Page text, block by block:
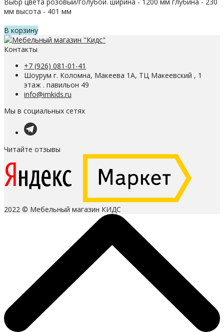
мм высота - 401 мм
В корзину
Контакты
+7 (926) 081-01-41
Шоурум г. Коломна, Макеева 1А, ТЦ Макеевский , 1
этаж . павильон 49
info@imkids.ru
Мы в социальных сетях
Читайте отзывы
2022 © Мебельный магазин КИДС